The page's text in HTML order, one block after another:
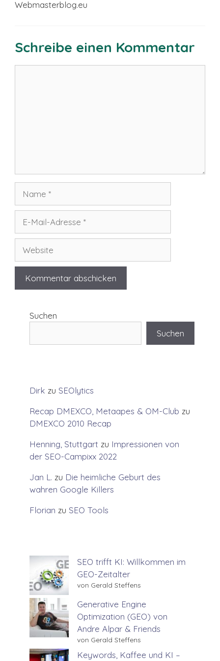
Webmasterblog.eu
Schreibe einen Kommentar
Mail-
Adresse
Suchen
Suchen
Dirk zu SEOlytics
Recap DMEXCO, Metaapes & OM-Club zu
DMEXCO 2010 Recap
Henning, Stuttgart zu Impressionen von
der SEO-Campixx 2022
Jan L. zu Die heimliche Geburt des
wahren Google Killers
Florian zu SEO Tools
SEO trifft KI: Willkommen im
GEO-Zeitalter
von Gerald Steffens
Generative Engine
Optimization (GEO) von
Andre Alpar & Friends
von Gerald Steffens
Keywords, Kaffee und KI –